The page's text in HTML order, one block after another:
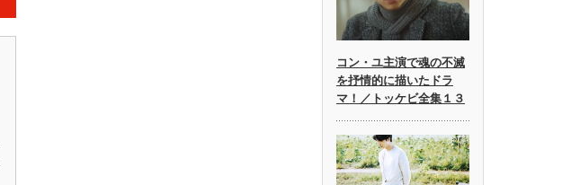
コン・ユ主演で魂の不滅
を抒情的に描いたドラ
マ！／トッケビ全集１３